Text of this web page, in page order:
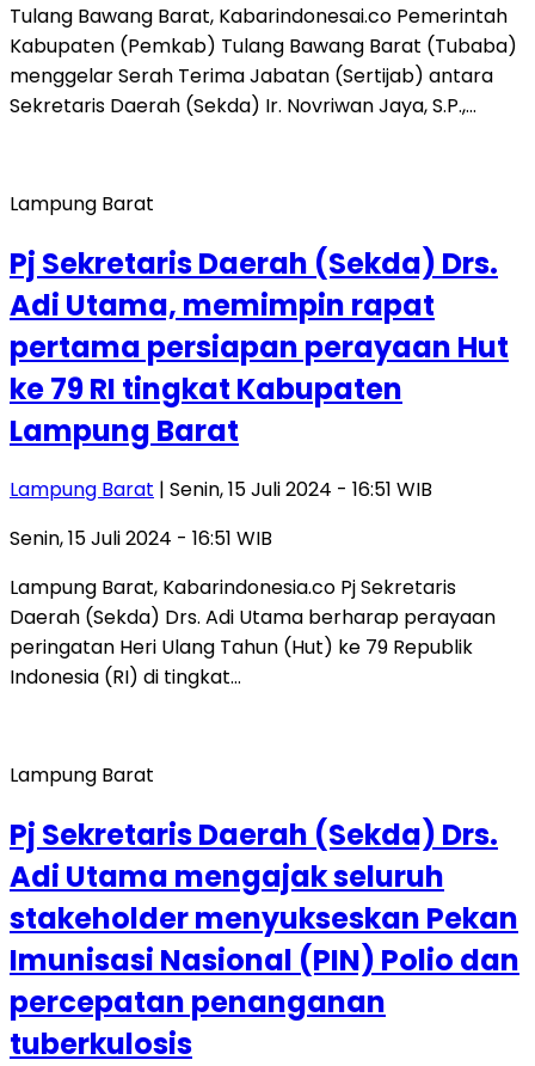
Tulang Bawang Barat, Kabarindonesai.co Pemerintah
Kabupaten (Pemkab) Tulang Bawang Barat (Tubaba)
menggelar Serah Terima Jabatan (Sertijab) antara
Sekretaris Daerah (Sekda) Ir. Novriwan Jaya, S.P.,…
Lampung Barat
Pj Sekretaris Daerah (Sekda) Drs.
Adi Utama, memimpin rapat
pertama persiapan perayaan Hut
ke 79 RI tingkat Kabupaten
Lampung Barat
Lampung Barat | Senin, 15 Juli 2024 - 16:51 WIB
Senin, 15 Juli 2024 - 16:51 WIB
Lampung Barat, Kabarindonesia.co Pj Sekretaris
Daerah (Sekda) Drs. Adi Utama berharap perayaan
peringatan Heri Ulang Tahun (Hut) ke 79 Republik
Indonesia (RI) di tingkat…
Lampung Barat
Pj Sekretaris Daerah (Sekda) Drs.
Adi Utama mengajak seluruh
stakeholder menyukseskan Pekan
Imunisasi Nasional (PIN) Polio dan
percepatan penanganan
tuberkulosis